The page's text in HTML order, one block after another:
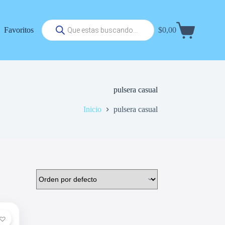
Favoritos
Búsqueda
de
productos
Carrito
$0,00
pulsera casual
Inicio pulsera casual